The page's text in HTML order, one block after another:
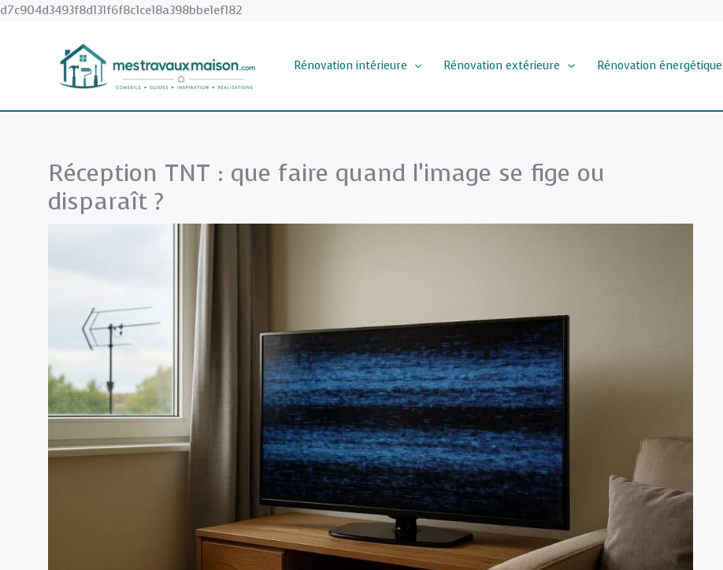
d7c904d3493f8d131f6f8c1ce18a398bbe1ef182
Rénovation intérieure Rénovation extérieure Rénovation énergétique
Réception TNT : que faire quand l’image se fige ou
disparaît ?